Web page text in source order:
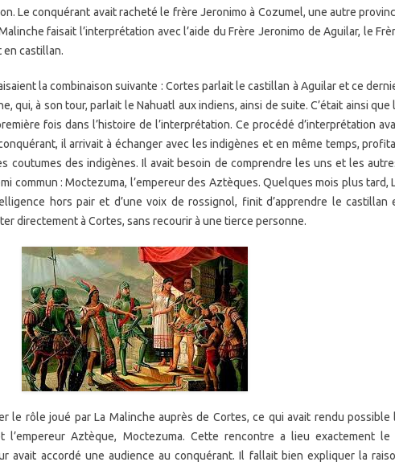
Le conquérant avait racheté le frère Jeronimo à Cozumel, une autre
faisait l’interprétation avec l’aide du Frère Jeronimo de Aguilar, le
en castillan.
la combinaison suivante : Cortes parlait le castillan à Aguilar et ce
qui, à son tour, parlait le Nahuatl aux indiens, ainsi de suite. C’était ainsi que
fois dans l’histoire de l’interprétation. Ce procédé d’interprétation
il arrivait à échanger avec les indigènes et en même temps,
coutumes des indigènes. Il avait besoin de comprendre les uns et les
commun : Moctezuma, l’empereur des Aztèques. Quelques mois plus tard,
hors pair et d’une voix de rossignol, finit d’apprendre le castillan
directement à Cortes, sans recourir à une tierce personne.
le rôle joué par La Malinche auprès de Cortes, ce qui avait rendu possible
l’empereur Aztèque, Moctezuma. Cette rencontre a lieu exactement le
avait accordé une audience au conquérant. Il fallait bien expliquer la